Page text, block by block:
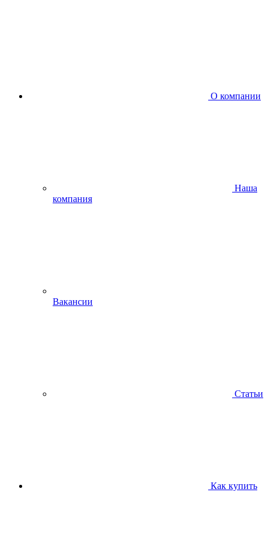
О компании
Наша
компания
Вакансии
Статьи
Как купить